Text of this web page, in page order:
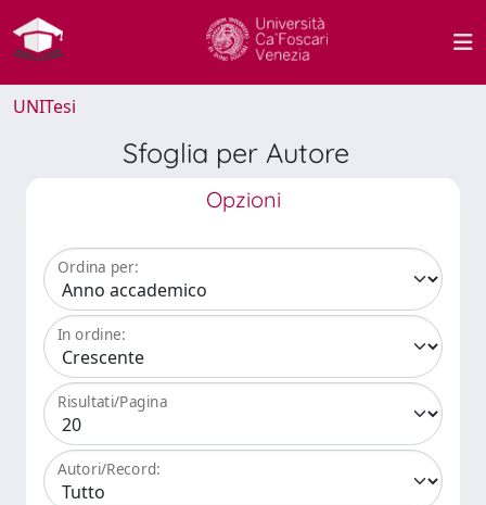
UNITesi
Sfoglia per Autore
Opzioni
Ordina per:
In ordine:
Risultati/Pagina
Autori/Record: